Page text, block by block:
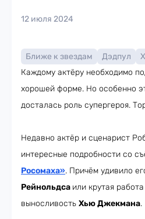
12 июля 2024
Ближе к звездам Дэдпул
Каждому актёру необходимо
хорошей форме. Но особенно
досталась роль супергероя.
Недавно актёр и сценарист
интересные подробности со
Росомаха». Причём удивило
Рейнольдса или крутая
выносливость Хью Джекмана.